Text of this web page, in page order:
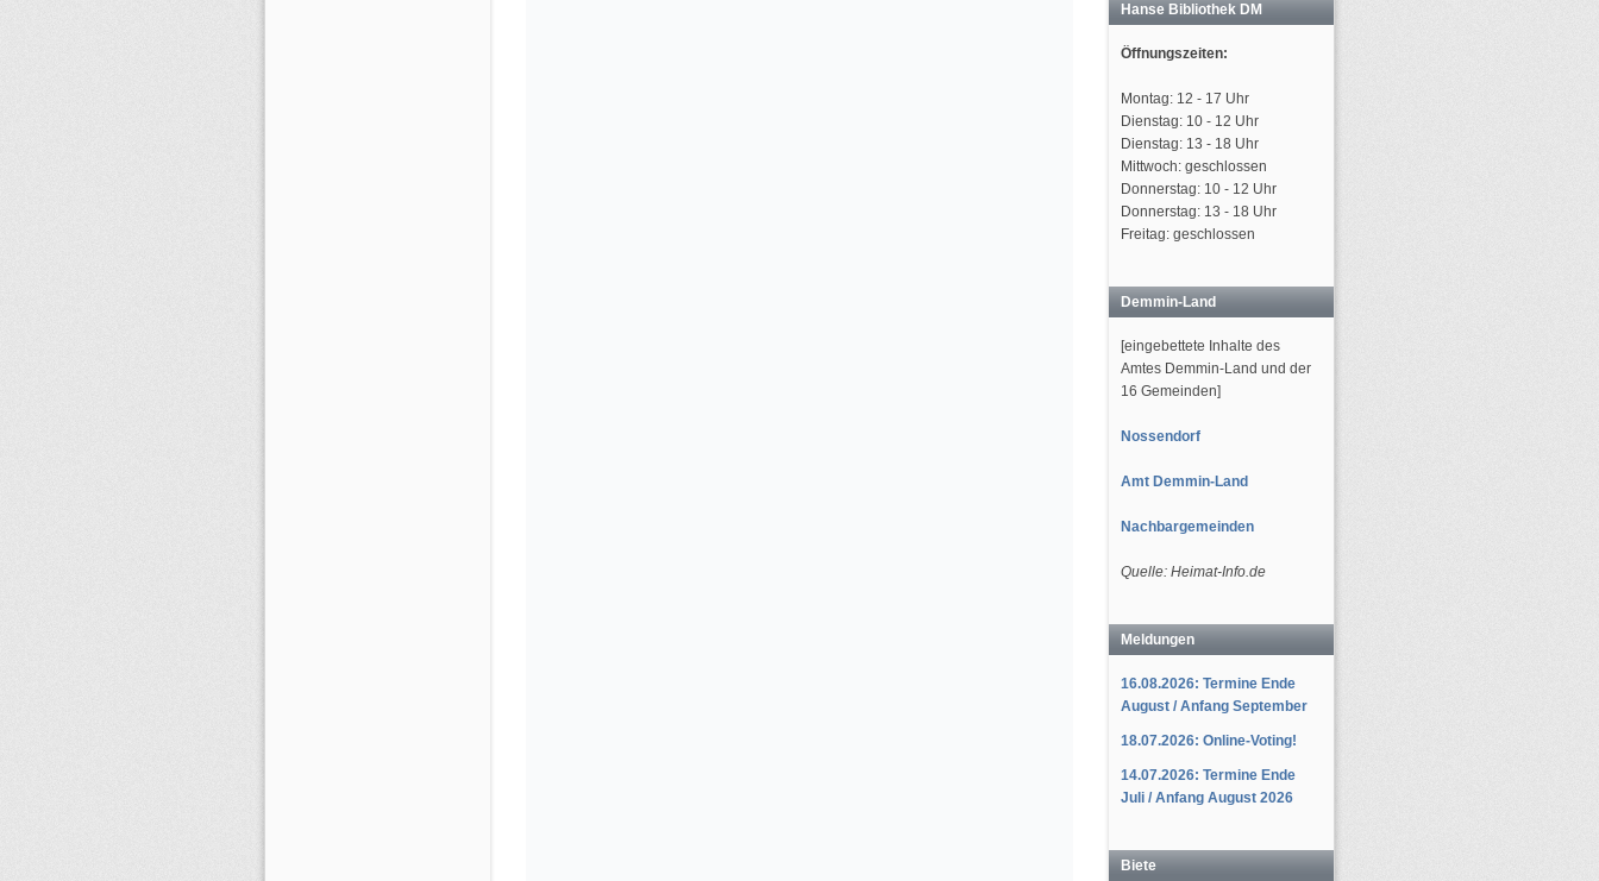
Hanse Bibliothek DM
Öffnungszeiten:
Montag: 12 - 17 Uhr
Dienstag: 10 - 12 Uhr
Dienstag: 13 - 18 Uhr
Mittwoch: geschlossen
Donnerstag: 10 - 12 Uhr
Donnerstag: 13 - 18 Uhr
Freitag: geschlossen
Demmin-Land
[eingebettete Inhalte des
Amtes Demmin-Land und der
16 Gemeinden]
Nossendorf
Amt Demmin-Land
Nachbargemeinden
Quelle: Heimat-Info.de
Meldungen
16.08.2026: Termine Ende
August / Anfang September
18.07.2026: Online-Voting!
14.07.2026: Termine Ende
Juli / Anfang August 2026
Biete